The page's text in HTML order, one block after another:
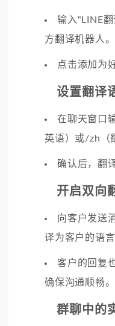
输入“LINE
方翻译机器人。
点击添加为
设置翻译
在聊天窗口
英语）或/zh（
确认后，翻
开启双向
向客户发送
译为客户的语言
客户的回复
确保沟通顺畅。
群聊中的